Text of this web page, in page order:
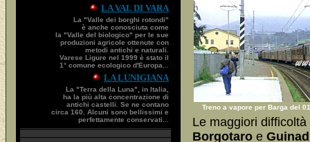
LA VAL DI VARA
La "Valle dei borghi rotondi"
è anche conosciuta come
la "Valle del biologico" per le sue
produzioni agricole ottenute con
metodi antichi e naturali.
Varese Ligure nel 1999 è stato il
1° comune ecologico d'Europa...
LA LUNIGIANA
La "Terra della Luna", in Italia,
ha la più alta concentrazione di
antichi castelli. Se ne contano
circa 160. Alcuni sono bellissimi e
perfettamente conservati...
Treno a vapore per Barga del
Le maggiori
Borgotaro e